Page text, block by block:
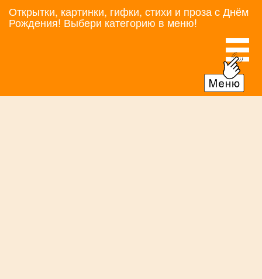
Открытки, картинки, гифки, стихи и проза с Днём
Рождения! Выбери категорию в меню!